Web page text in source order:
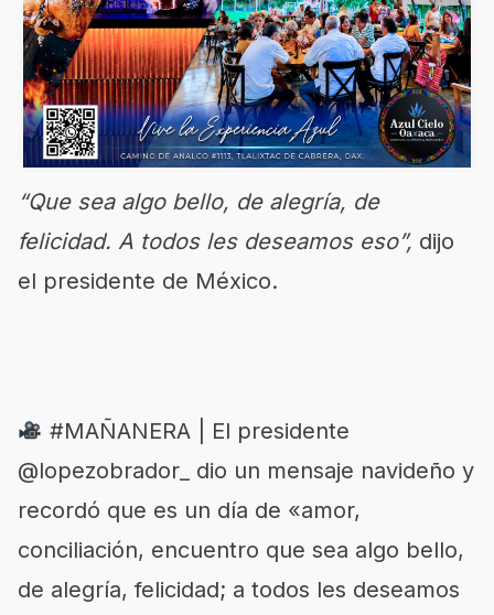
“Que sea algo bello, de alegría, de
felicidad. A todos les deseamos eso”, dijo
el presidente de México.
#MAÑANERA| El presidente
@lopezobrador_
dio un mensaje navideño y
recordó que es un día de «amor,
conciliación, encuentro que sea algo bello,
de alegría, felicidad; a todos les deseamos